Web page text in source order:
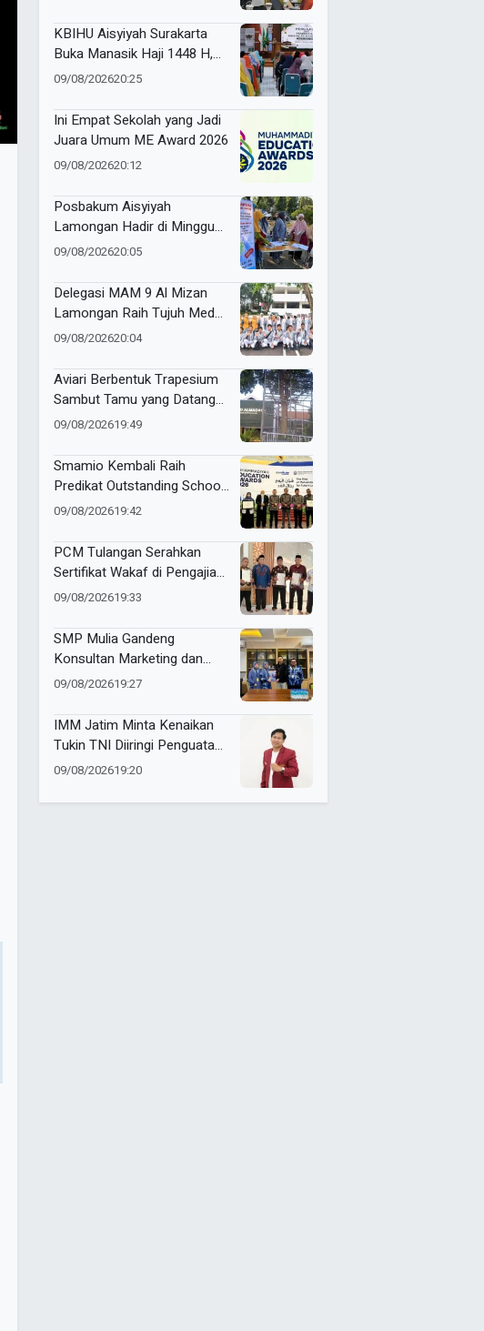
KBIHU Aisyiyah Surakarta
Buka Manasik Haji 1448 H,
Diikuti 200 Calon Jemaah
09/08/202620:25
Ini Empat Sekolah yang Jadi
Juara Umum ME Award 2026
09/08/202620:12
Posbakum Aisyiyah
Lamongan Hadir di Minggu
Ceria, Buka Layanan dan
Perempuan
09/08/202620:05
Delegasi MAM 9 Al Mizan
Lamongan Raih Tujuh Medali
di ME Awards 2026
09/08/202620:04
Aviari Berbentuk Trapesium
Sambut Tamu yang Datang
ke SD Almadany
09/08/202619:49
Smamio Kembali Raih
Predikat Outstanding School
dalam ME Awards 2026
09/08/202619:42
PCM Tulangan Serahkan
Sertifikat Wakaf di Pengajian
Ahad Pagi
09/08/202619:33
SMP Mulia Gandeng
Konsultan Marketing dan
Branding, Strategi Baru
09/08/202619:27
IMM Jatim Minta Kenaikan
Tukin TNI Diiringi Penguatan
Kesejahteraan Guru
09/08/202619:20